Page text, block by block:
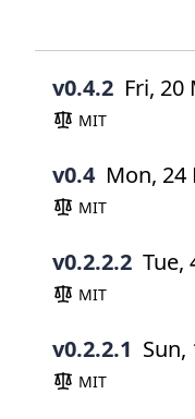
v0.4.2 Fri, 20
MIT
v0.4 Mon, 24
MIT
v0.2.2.2 Tue,
MIT
v0.2.2.1 Sun,
MIT